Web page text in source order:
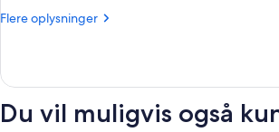
Flere oplysninger
Flere
værelse
Du vil muligvis også